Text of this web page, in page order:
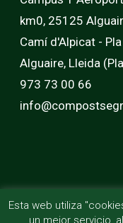
km0, 25125
Camí d'Alpicat -
Alguaire, Lleida
973 73 00 66
Esta web utiliza
un mejor servicio,